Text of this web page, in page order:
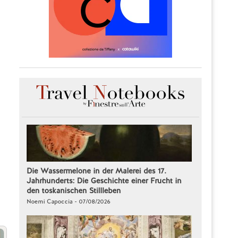
Die Wassermelone in der Malerei des 17.
Jahrhunderts: Die Geschichte einer Frucht in
den toskanischen Stillleben
Noemi Capoccia - 07/08/2026